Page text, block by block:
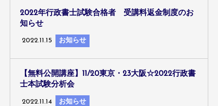
2022年行政書士試験合格者 受講料返金制度のお
知らせ
2022.11.15 お知らせ
【無料公開講座】11/20東京・23大阪☆2022行政書
士本試験分析会
2022.11.14 お知らせ